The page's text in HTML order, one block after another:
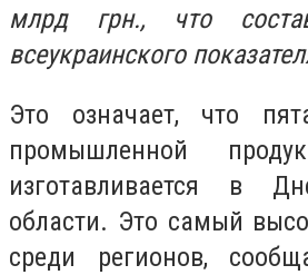
млрд грн., что
всеукраинского
Это означает, что
промышленной
изготавливается в
области. Это самый
среди регионов,